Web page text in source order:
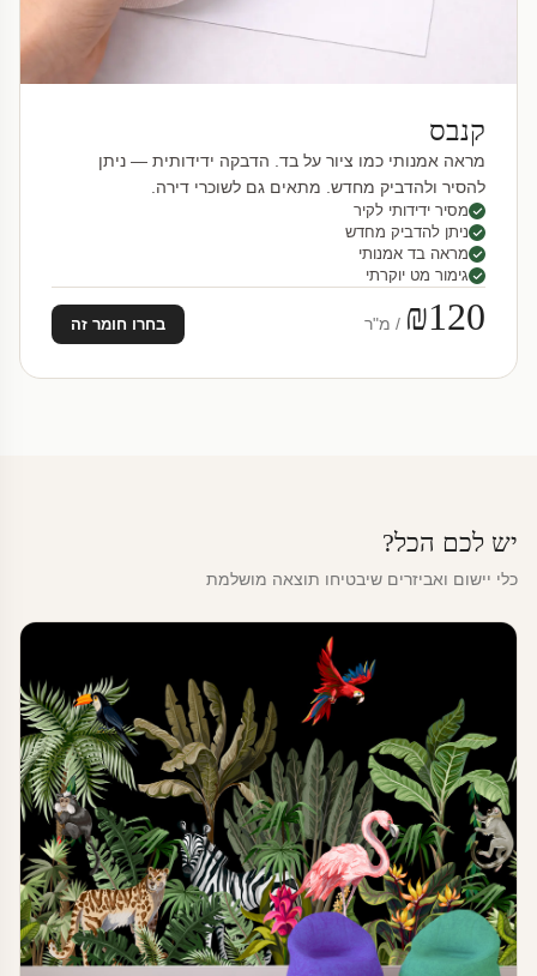
קנבס
מראה אמנותי כמו ציור על בד. הדבקה ידידותית — ניתן
להסיר ולהדביק מחדש. מתאים גם לשוכרי דירה.
מסיר ידידותי לקיר
ניתן להדביק מחדש
מראה בד אמנותי
גימור מט יוקרתי
₪120 / מ"ר בחרו חומר זה
יש לכם הכל?
כלי יישום ואביזרים שיבטיחו תוצאה מושלמת